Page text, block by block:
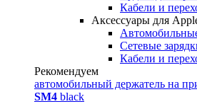
Кабели и
Аксессуары для
Сетевые
Кабели и
Рекомендуем
автомобильный держатель на
SM4 black